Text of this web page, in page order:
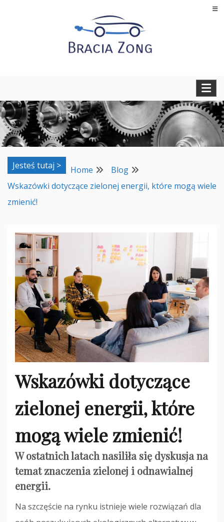
Jesteś tutaj > Home
Blog
Wskazówki dotyczące zielonej energii, które mogą wiele
zmienić!
Wskazówki dotyczące
zielonej energii, które
mogą wiele zmienić!
W ostatnich latach nasiliła się dyskusja na
temat znaczenia zielonej i odnawialnej
energii.
Na szczęście na rynku istnieje wiele rozwiązań dla